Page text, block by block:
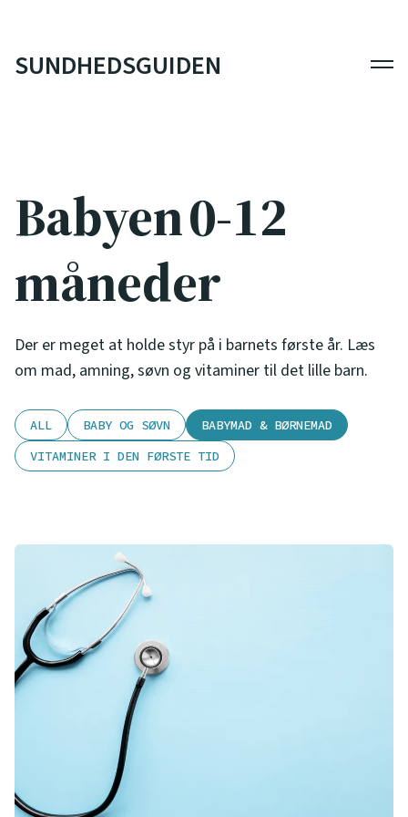
SUNDHEDSGUIDEN
Babyen 0-12
måneder
Der er meget at holde styr på i barnets første år. Læs
om mad, amning, søvn og vitaminer til det lille barn.
ALL BABY OG SØVN
BABYMAD & BØRNEMAD
VITAMINER I DEN FØRSTE TID